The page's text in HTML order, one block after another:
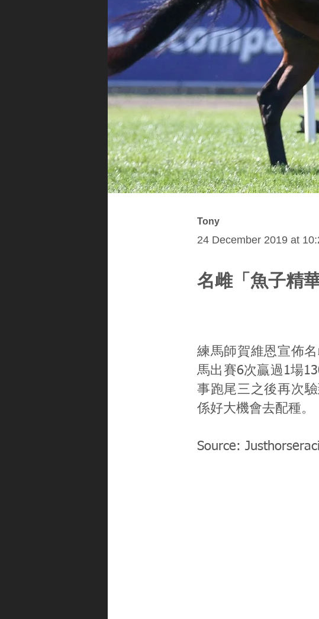
Tony
24 December 2019 at
名雌「魚子精
練馬師賀維恩宣佈
馬出賽6次贏過1場
事跑尾三之後再次
係好大機會去配種。
Source: